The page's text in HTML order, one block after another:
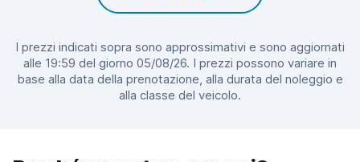
I prezzi indicati sopra sono approssimativi e sono aggiornati
alle 19:59 del giorno 05/08/26. I prezzi possono variare in
base alla data della prenotazione, alla durata del noleggio e
alla classe del veicolo.